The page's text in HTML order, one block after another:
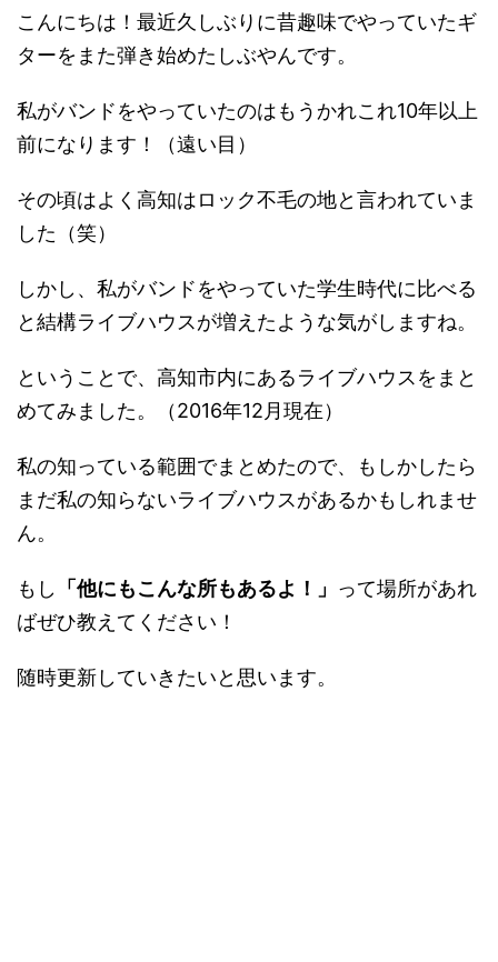
こんにちは！最近久しぶりに昔趣味でやっていたギ
ターをまた弾き始めたしぶやんです。
私がバンドをやっていたのはもうかれこれ10年以上
前になります！（遠い目）
その頃はよく高知はロック不毛の地と言われていま
した（笑）
しかし、私がバンドをやっていた学生時代に比べる
と結構ライブハウスが増えたような気がしますね。
ということで、高知市内にあるライブハウスをまと
めてみました。（2016年12月現在）
私の知っている範囲でまとめたので、もしかしたら
まだ私の知らないライブハウスがあるかもしれませ
ん。
もし 「他にもこんな所もあるよ！」 って場所があれ
ばぜひ教えてください！
随時更新していきたいと思います。